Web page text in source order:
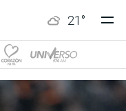
21 °